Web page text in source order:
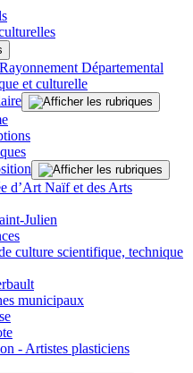
Départemental
et culturelle
d’Art Naïf et des Arts
Julien
culture scientifique, technique
municipaux
- Artistes plasticiens